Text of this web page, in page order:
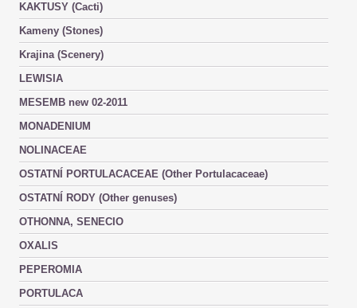
KAKTUSY (Cacti)
Kameny (Stones)
Krajina (Scenery)
LEWISIA
MESEMB new 02-2011
MONADENIUM
NOLINACEAE
OSTATNÍ PORTULACACEAE (Other Portulacaceae)
OSTATNÍ RODY (Other genuses)
OTHONNA, SENECIO
OXALIS
PEPEROMIA
PORTULACA